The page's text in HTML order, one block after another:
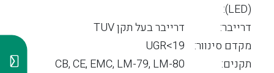
(LED):
דרייבר:
דרייבר בעל תקן TUV
מקדם סינוור:
19>UGR
תקנים:
CB, CE, EMC, LM-79, LM-80